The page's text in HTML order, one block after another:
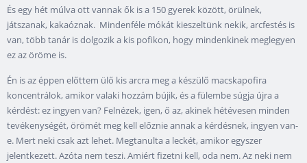
És egy hét múlva ott vannak ők is a 150 gyerek között, örülnek,
játszanak, kakaóznak. Mindenféle mókát kieszeltünk nekik, arcfestés is
van, több tanár is dolgozik a kis pofikon, hogy mindenkinek meglegyen
ez az öröme is.
Én is az éppen előttem ülő kis arcra meg a készülő macskapofira
koncentrálok, amikor valaki hozzám bújik, és a fülembe súgja újra a
kérdést: ez ingyen van? Felnézek, igen, ő az, akinek hétévesen minden
tevékenységét, örömét meg kell előznie annak a kérdésnek, ingyen van-
e. Mert neki csak azt lehet. Megtanulta a leckét, amikor egyszer
jelentkezett. Azóta nem teszi. Amiért fizetni kell, oda nem. Az neki nem